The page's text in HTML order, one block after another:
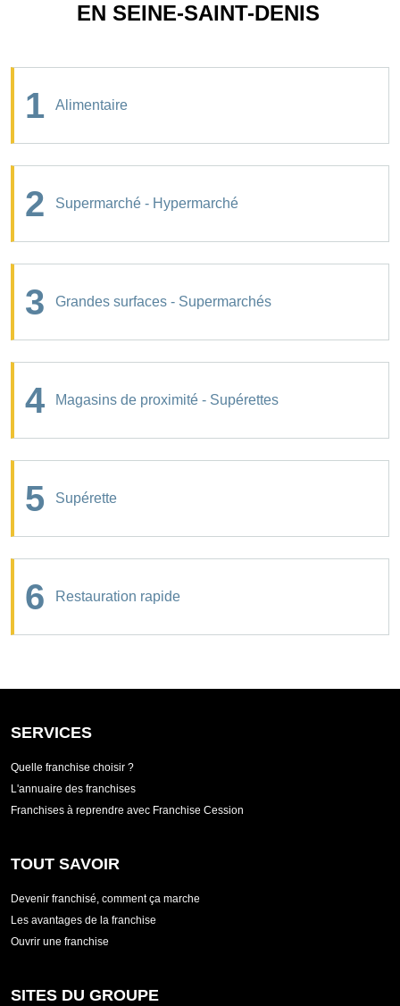
EN SEINE-SAINT-DENIS
1 Alimentaire
2 Supermarché - Hypermarché
3 Grandes surfaces - Supermarchés
4 Magasins de proximité - Supérettes
5 Supérette
6 Restauration rapide
SERVICES
Quelle franchise choisir ?
L'annuaire des franchises
Franchises à reprendre avec Franchise Cession
TOUT SAVOIR
Devenir franchisé, comment ça marche
Les avantages de la franchise
Ouvrir une franchise
SITES DU GROUPE